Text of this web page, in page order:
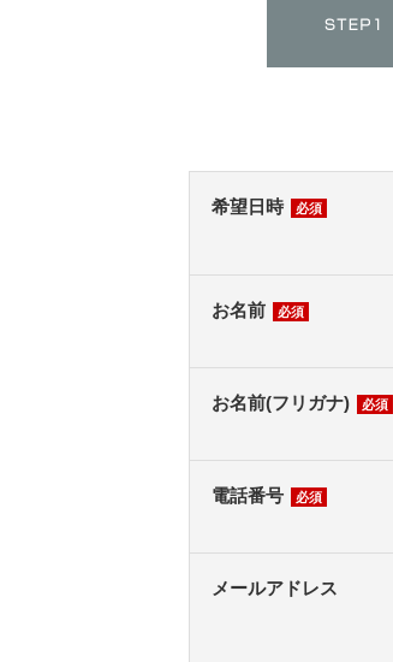
希望日時 必須
お名前 必須
お名前(フリガナ) 必須
電話番号 必須
メールアドレス